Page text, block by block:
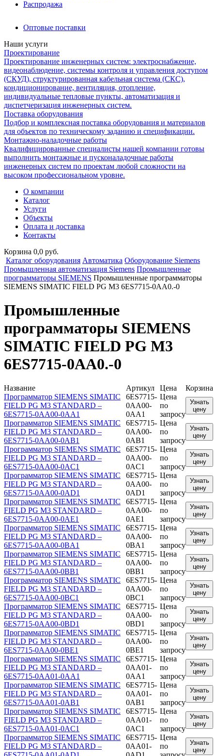
Распродажа
Оптовые поставки
Наши услуги
Проектирование
Проектирование инженерных систем: электроснабжение,
видеонаблюдение, системы контроля и управления доступом
(СКУД), структурированная кабельная система (СКС),
кондиционирование, вентиляция, отопление,
индивидуальные тепловые пункты, автоматизация и
диспетчеризация инженерных систем.
Поставка оборудования
Подбор и комплексная поставка оборудования и материалов
для объектов по техническому заданию и спецификации.
Монтажно-наладочные работы
Квалифицированные специалисты нашей компании готовы
выполнить монтажные и пусконаладочные работы
инженерных систем по проектам любой сложности на
высоком профессиональном уровне.
О компании
Каталог
Услуги
Объекты
Оплата и доставка
Контакты
Корзина 0,0 руб.
Каталог оборудования Автоматика Оборудование Siemens
Промышленная автоматизация Siemens Промышленные
программаторы SIEMENS Промышленные программаторы
SIEMENS SIMATIC FIELD PG M3 6ES7715-0AA0.-0
Промышленные
программаторы SIEMENS
SIMATIC FIELD PG M3
6ES7715-0AA0.-0
Название Артикул Цена
Корзина
Программатор SIEMENS SIMATIC
FIELD PG M3 STANDARD –
6ES7715-0AA00-0AA1
6ES7715-
0AA00-
0AA1
Цена
по
запросу
Узнать
цену
Программатор SIEMENS SIMATIC
FIELD PG M3 STANDARD –
6ES7715-0AA00-0AB1
6ES7715-
0AA00-
0AB1
Цена
по
запросу
Узнать
цену
Программатор SIEMENS SIMATIC
FIELD PG M3 STANDARD –
6ES7715-0AA00-0AC1
6ES7715-
0AA00-
0AC1
Цена
по
запросу
Узнать
цену
Программатор SIEMENS SIMATIC
FIELD PG M3 STANDARD –
6ES7715-0AA00-0AD1
6ES7715-
0AA00-
0AD1
Цена
по
запросу
Узнать
цену
Программатор SIEMENS SIMATIC
FIELD PG M3 STANDARD –
6ES7715-0AA00-0AE1
6ES7715-
0AA00-
0AE1
Цена
по
запросу
Узнать
цену
Программатор SIEMENS SIMATIC
FIELD PG M3 STANDARD –
6ES7715-0AA00-0BA1
6ES7715-
0AA00-
0BA1
Цена
по
запросу
Узнать
цену
Программатор SIEMENS SIMATIC
FIELD PG M3 STANDARD –
6ES7715-0AA00-0BB1
6ES7715-
0AA00-
0BB1
Цена
по
запросу
Узнать
цену
Программатор SIEMENS SIMATIC
FIELD PG M3 STANDARD –
6ES7715-0AA00-0BC1
6ES7715-
0AA00-
0BC1
Цена
по
запросу
Узнать
цену
Программатор SIEMENS SIMATIC
FIELD PG M3 STANDARD –
6ES7715-0AA00-0BD1
6ES7715-
0AA00-
0BD1
Цена
по
запросу
Узнать
цену
Программатор SIEMENS SIMATIC
FIELD PG M3 STANDARD –
6ES7715-0AA00-0BE1
6ES7715-
0AA00-
0BE1
Цена
по
запросу
Узнать
цену
Программатор SIEMENS SIMATIC
FIELD PG M3 STANDARD –
6ES7715-0AA01-0AA1
6ES7715-
0AA01-
0AA1
Цена
по
запросу
Узнать
цену
Программатор SIEMENS SIMATIC
FIELD PG M3 STANDARD –
6ES7715-0AA01-0AB1
6ES7715-
0AA01-
0AB1
Цена
по
запросу
Узнать
цену
Программатор SIEMENS SIMATIC
FIELD PG M3 STANDARD –
6ES7715-0AA01-0AC1
6ES7715-
0AA01-
0AC1
Цена
по
запросу
Узнать
цену
Программатор SIEMENS SIMATIC
FIELD PG M3 STANDARD –
6ES7715-
0AA01-
Цена
по
Узнать
цену